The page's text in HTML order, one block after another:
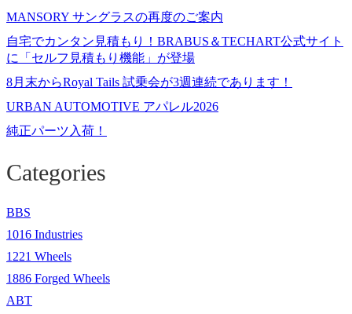
MANSORY サングラスの再度のご案内
自宅でカンタン見積もり！BRABUS＆TECHART公式サイト
に「セルフ見積もり機能」が登場
8月末からRoyal Tails 試乗会が3週連続であります！
URBAN AUTOMOTIVE アパレル2026
純正パーツ入荷！
Categories
BBS
1016 Industries
1221 Wheels
1886 Forged Wheels
ABT